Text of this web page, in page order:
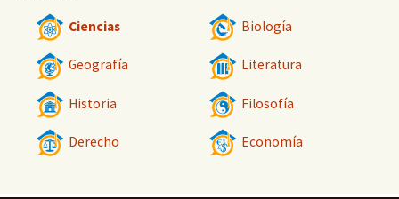
Ciencias Biología
Geografía Literatura
Historia Filosofía
Derecho Economía